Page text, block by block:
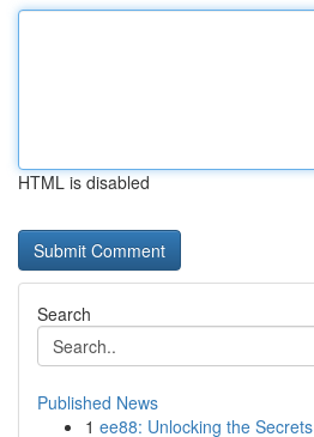
HTML is disabled
Search
Published News
1 ee88: Unlocking the Secrets